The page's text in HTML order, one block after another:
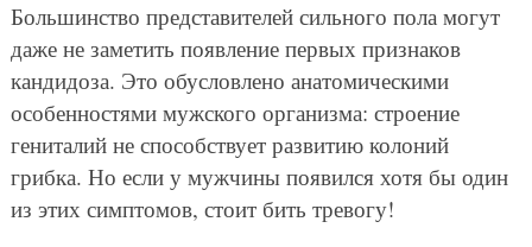
Большинство представителей сильного пола могут
даже не заметить появление первых признаков
кандидоза. Это обусловлено анатомическими
особенностями мужского организма: строение
гениталий не способствует развитию колоний
грибка. Но если у мужчины появился хотя бы один
из этих симптомов, стоит бить тревогу!